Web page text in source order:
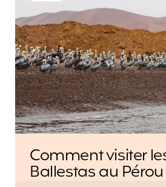
Comment visiter
Ballestas au Pérou